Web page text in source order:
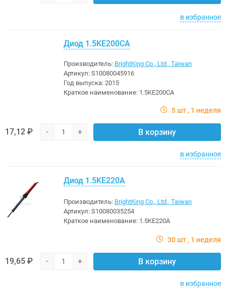
в избранное
Диод 1.5KE200CA
Производитель: BrightKing Co., Ltd., Taiwan
Артикул: S10080045916
Год выпуска: 2015
Краткое наименование: 1.5KE200CA
5 шт 1 неделя
17,12 ₽ - + В корзину
в избранное
Диод 1.5KE220A
Производитель: BrightKing Co., Ltd., Taiwan
Артикул: S10080035254
Краткое наименование: 1.5KE220A
30 шт 1 неделя
19,65 ₽ - + В корзину
в избранное